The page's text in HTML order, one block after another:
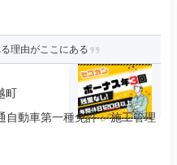
理由がここにある
町
自動車第一種免許 ✅施工管理